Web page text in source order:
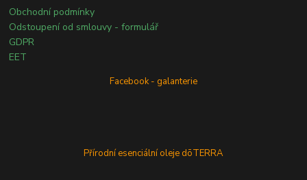
Obchodní podmínky
Odstoupení od smlouvy - formulář
GDPR
EET
Facebook - galanterie
Přírodní esenciální oleje dōTERRA